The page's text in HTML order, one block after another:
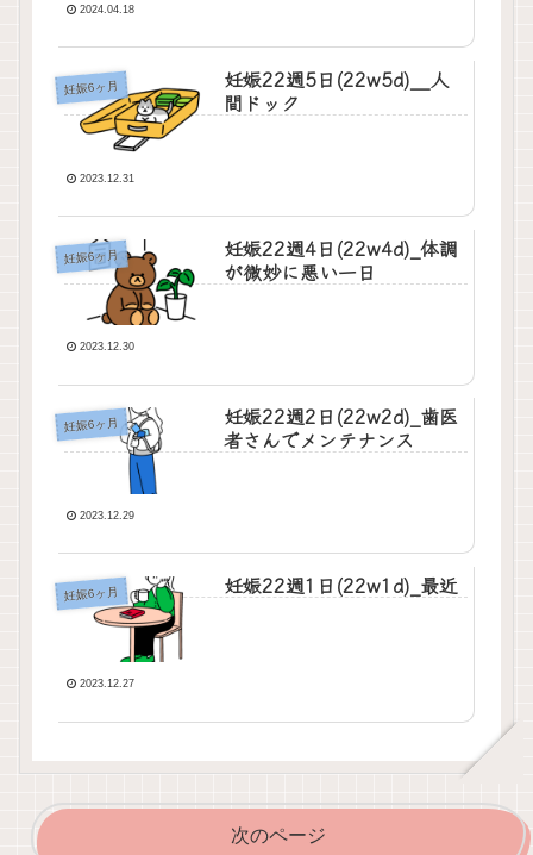
2024.04.18
妊娠6ヶ月
妊娠22週5日(22w5d)＿人
間ドック
2023.12.31
妊娠6ヶ月
妊娠22週4日(22w4d)_体調
が微妙に悪い一日
2023.12.30
妊娠6ヶ月
妊娠22週2日(22w2d)_歯医
者さんでメンテナンス
2023.12.29
妊娠6ヶ月 妊娠22週1日(22w1d)_最近
2023.12.27
次のページ